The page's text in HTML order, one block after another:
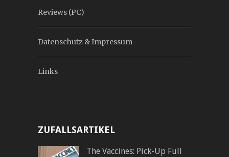
Reviews (PC)
Datenschutz & Impressum
Links
ZUFALLSARTIKEL
The Vaccines: Pick-Up Full